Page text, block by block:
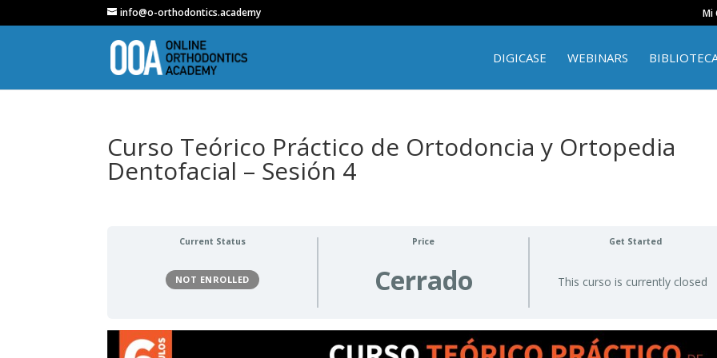
info@o-orthodontics.academy Mi
DIGICASE WEBINARS
Curso Teórico Práctico de Ortodoncia y Ortopedia
Dentofacial – Sesión 4
Current Status
NOT ENROLLED
Price
Cerrado
Get Started
This curso is currently closed